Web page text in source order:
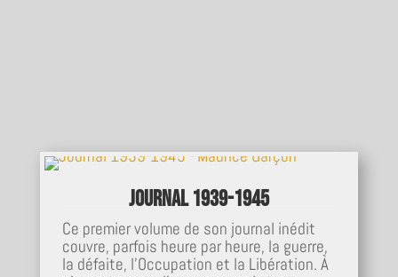
Journal 1939-1945
Ce premier volume de son journal inédit
couvre, parfois heure par heure, la guerre,
la défaite, l'Occupation et la Libération. À